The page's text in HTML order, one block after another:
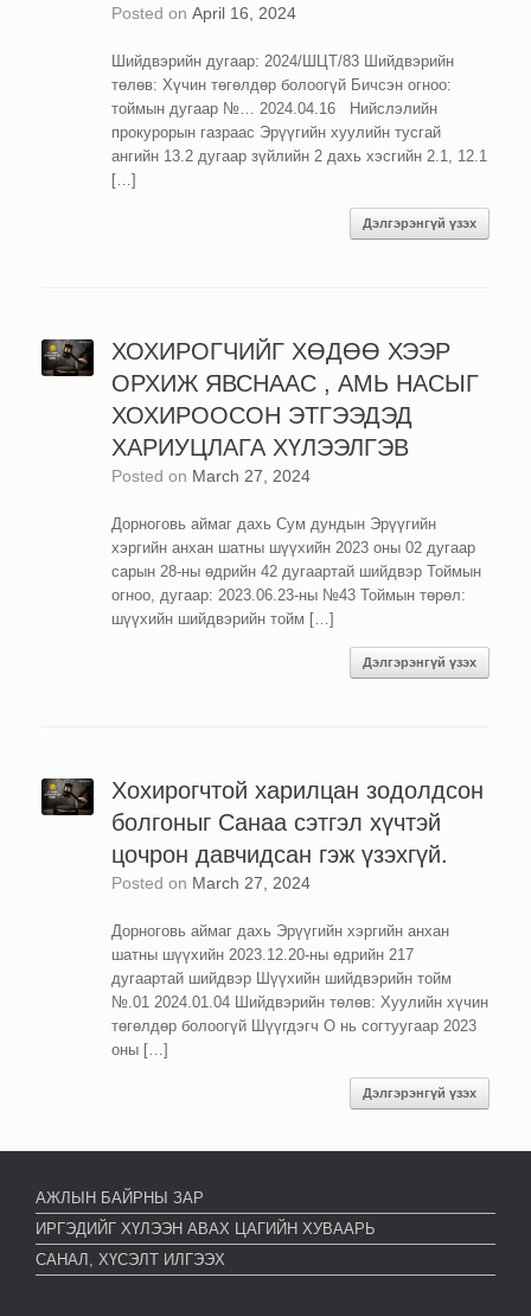
Posted on April 16, 2024
Шийдвэрийн дугаар: 2024/ШЦТ/83 Шийдвэрийн
төлөв: Хүчин төгөлдөр болоогүй Бичсэн огноо:
тоймын дугаар №… 2024.04.16 Нийслэлийн
прокурорын газраас Эрүүгийн хуулийн тусгай
ангийн 13.2 дугаар зүйлийн 2 дахь хэсгийн 2.1, 12.1
[…]
Дэлгэрэнгүй үзэх
ХОХИРОГЧИЙГ ХӨДӨӨ ХЭЭР
ОРХИЖ ЯВСНААС , АМЬ НАСЫГ
ХОХИРООСОН ЭТГЭЭДЭД
ХАРИУЦЛАГА ХҮЛЭЭЛГЭВ
Posted on March 27, 2024
Дорноговь аймаг дахь Сум дундын Эрүүгийн
хэргийн анхан шатны шүүхийн 2023 оны 02 дугаар
сарын 28-ны өдрийн 42 дугаартай шийдвэр Тоймын
огноо, дугаар: 2023.06.23-ны №43 Тоймын төрөл:
шүүхийн шийдвэрийн тойм […]
Дэлгэрэнгүй үзэх
Хохирогчтой харилцан зодолдсон
болгоныг Санаа сэтгэл хүчтэй
цочрон давчидсан гэж үзэхгүй.
Posted on March 27, 2024
Дорноговь аймаг дахь Эрүүгийн хэргийн анхан
шатны шүүхийн 2023.12.20-ны өдрийн 217
дугаартай шийдвэр Шүүхийн шийдвэрийн тойм
№.01 2024.01.04 Шийдвэрийн төлөв: Хуулийн хүчин
төгөлдөр болоогүй Шүүгдэгч О нь согтуугаар 2023
оны […]
Дэлгэрэнгүй үзэх
АЖЛЫН БАЙРНЫ ЗАР
ИРГЭДИЙГ ХҮЛЭЭН АВАХ ЦАГИЙН ХУВААРЬ
САНАЛ, ХҮСЭЛТ ИЛГЭЭХ